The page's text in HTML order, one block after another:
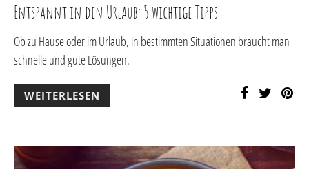
Entspannt in den Urlaub: 5 wichtige Tipps
Ob zu Hause oder im Urlaub, in bestimmten Situationen braucht man
schnelle und gute Lösungen.
WEITERLESEN